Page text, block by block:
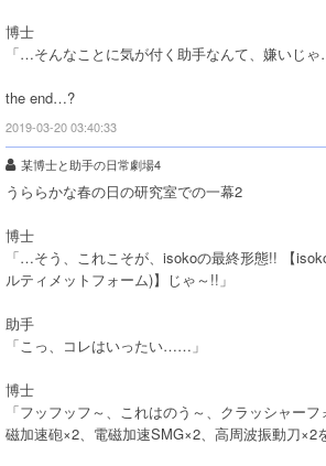
博士
「…そんなことに気が付く助手なんて、嫌いじゃ
the end…?
2019-03-20 03:40:33
某博士と助手の日常劇場4
うららかな春の日の研究室での一幕2
博士
「…そう、これこそが、isokoの最終形態!! 【
ルティメットフォーム)】じゃ～!!」
助手
「こっ、コレはいったい……」
博士
「フッフッフ～、これはのう～、クラッシャー
磁加速砲×2、電磁加速SMG×2、高周波振動刀×2